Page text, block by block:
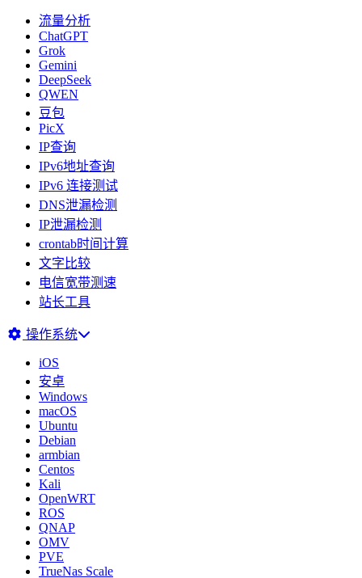
流量分析
ChatGPT
Grok
Gemini
DeepSeek
QWEN
豆包
PicX
IP查询
IPv6地址查询
IPv6 连接测试
DNS泄漏检测
IP泄漏检测
crontab时间计算
文字比较
电信宽带测速
站长工具
操作系统
iOS
安卓
Windows
macOS
Ubuntu
Debian
armbian
Centos
Kali
OpenWRT
ROS
QNAP
OMV
PVE
TrueNas Scale